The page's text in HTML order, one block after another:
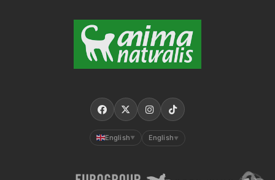
English ▼ English ▼